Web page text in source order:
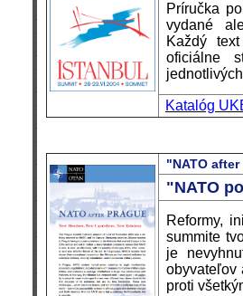
Príručka
vydané
Každý
oficiálne
Katalóg
"NATO
"NATO
Reformy,
summite
je
obyvateľov
proti